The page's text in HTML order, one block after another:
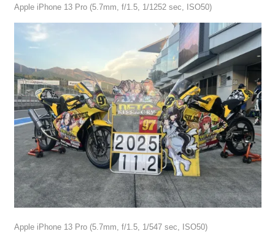
Apple iPhone 13 Pro (5.7mm, f/1.5, 1/1252 sec, ISO50)
Apple iPhone 13 Pro (5.7mm, f/1.5, 1/547 sec, ISO50)